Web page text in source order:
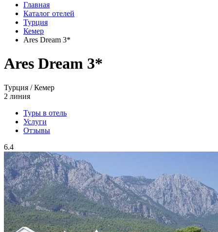
Главная
Каталог отелей
Турция
Кемер
Ares Dream 3*
Ares Dream 3*
Турция / Кемер
2 линия
Туры в отель
Услуги
Отзывы
6.4